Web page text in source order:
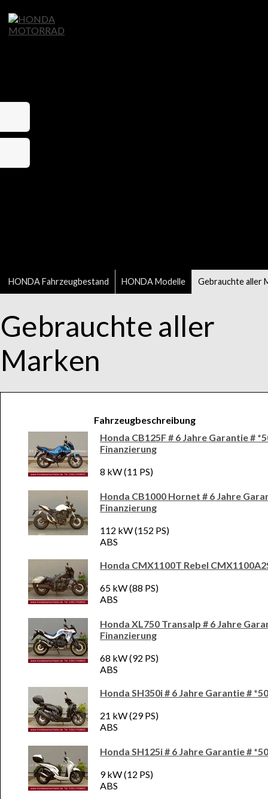
HONDA Fahrzeugbestand HONDA Modelle Gebrauchte aller
Gebrauchte aller
Marken
Fahrzeugbeschreibung
Honda CB125F # 6 Jahre Garantie #
Finanzierung
8 kW (11 PS)
Honda CB1000 Hornet # 6 Jahre
Finanzierung
112 kW (152 PS)
ABS
Honda CMX1100T Rebel
65 kW (88 PS)
ABS
Honda XL750 Transalp # 6 Jahre
Finanzierung
68 kW (92 PS)
ABS
Honda SH350i # 6 Jahre Garantie #
21 kW (29 PS)
ABS
Honda SH125i # 6 Jahre Garantie #
9 kW (12 PS)
ABS